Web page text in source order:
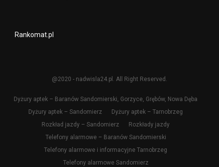
Rankomat.pl
@2020 - nadwisla24.pl. All Right Reserved.
Dyżury aptek – Baranów Sandomierski, Gorzyce, Grębów, Nowa Dęba
Dyżury aptek – Sandomierz
Dyżury aptek – Tarnobrzeg
Rozkład jazdy – Sandomierz
Rozkłady jazdy
Telefony alarmowe – Baranów Sandomierski
Telefony alarmowe i informacyjne Tarnobrzeg
Telefony alarmowe Sandomierz